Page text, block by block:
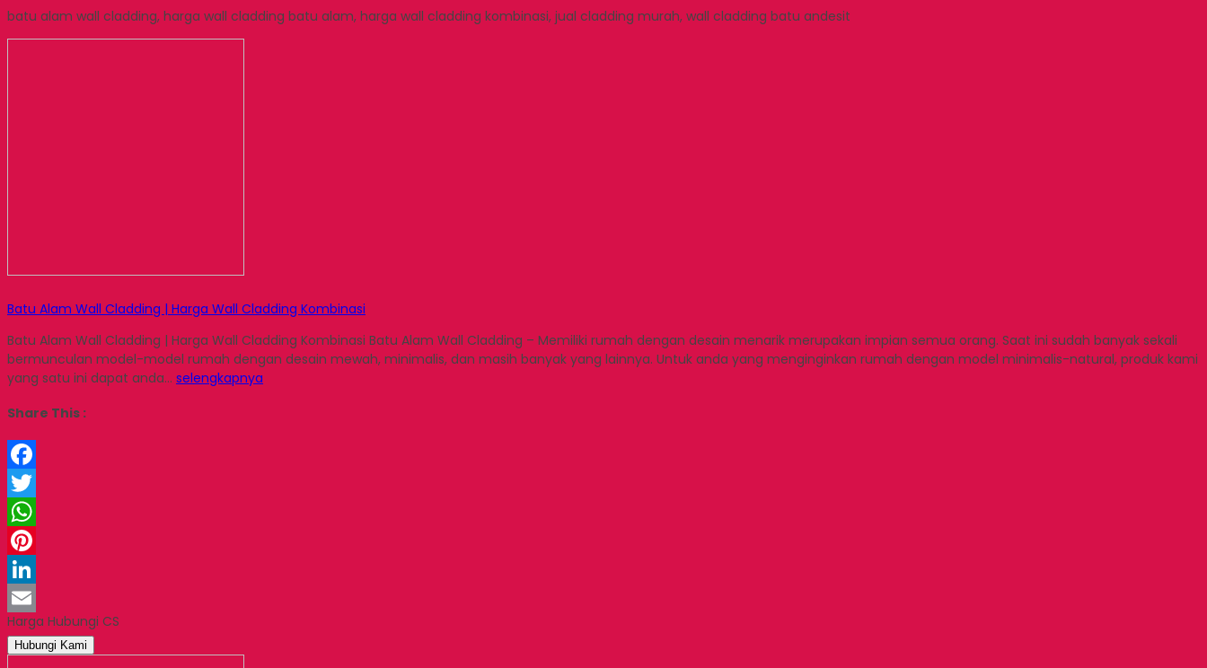
batu alam wall cladding, harga wall cladding batu alam, harga wall cladding kombinasi, jual cladding murah, wall cladding batu andesit
Batu Alam Wall Cladding | Harga Wall Cladding Kombinasi
Batu Alam Wall Cladding | Harga Wall Cladding Kombinasi Batu Alam Wall Cladding – Memiliki rumah dengan desain menarik merupakan impian semua orang. Saat ini sudah banyak sekali
bermunculan model-model rumah dengan desain mewah, minimalis, dan masih banyak yang lainnya. Untuk anda yang menginginkan rumah dengan model minimalis-natural, produk kami
yang satu ini dapat anda… selengkapnya
Share This :
Facebook
Twitter
WhatsApp
Pinterest
LinkedIn
Email
Harga Hubungi CS
Hubungi Kami